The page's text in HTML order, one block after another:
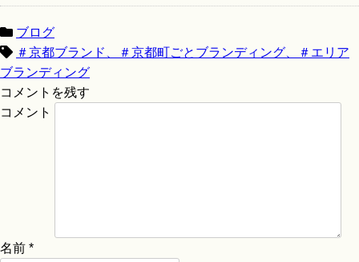
ブログ
＃京都ブランド、＃京都町ごとブランディング、＃エリア
ブランディング
コメントを残す
コメント
名前 *